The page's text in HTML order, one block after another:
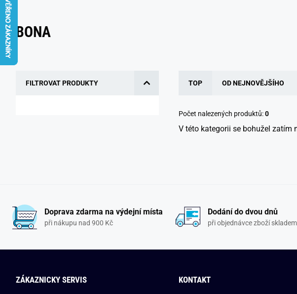
BONA
FILTROVAT PRODUKTY TOP OD NEJNOVĚJŠÍHO
Počet nalezených produktů:0
V této kategorii se bohužel zatím
Doprava zdarma na výdejní místa
při nákupu nad 900 Kč
Dodání do dvou dnů
při objednávce zboží
ZÁKAZNICKY SERVIS KONTAKT